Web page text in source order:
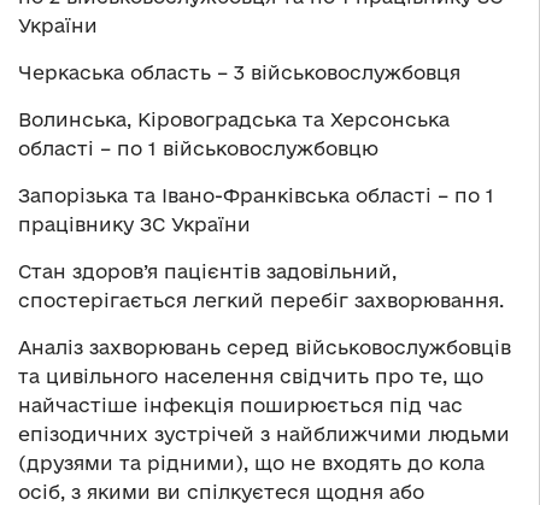
України
Черкаська область – 3 військовослужбовця
Волинська, Кіровоградська та Херсонська
області – по 1 військовослужбовцю
Запорізька та Івано-Франківська області – по 1
працівнику ЗС України
Стан здоров’я пацієнтів задовільний,
спостерігається легкий перебіг захворювання.
Аналіз захворювань серед військовослужбовців
та цивільного населення свідчить про те, що
найчастіше інфекція поширюється під час
епізодичних зустрічей з найближчими людьми
(друзями та рідними), що не входять до кола
осіб, з якими ви спілкуєтеся щодня або